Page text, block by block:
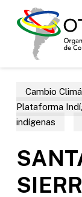
Cambio
Plataforma
indígenas